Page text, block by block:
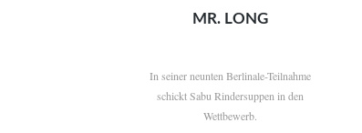
MR. LONG
In seiner neunten Berlinale-Teilnahme
schickt Sabu Rindersuppen in den
Wettbewerb.